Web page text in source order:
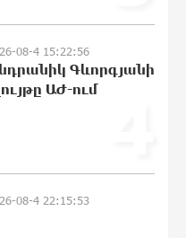
15:23:21 8-08-2026
շոուները ոչ
անհաջող ու
թատրոն. Աննա
մեծ աջակցության
08-4 15:22:56
Գևորգյանի
ԱԺ-ում
08-4 22:15:53